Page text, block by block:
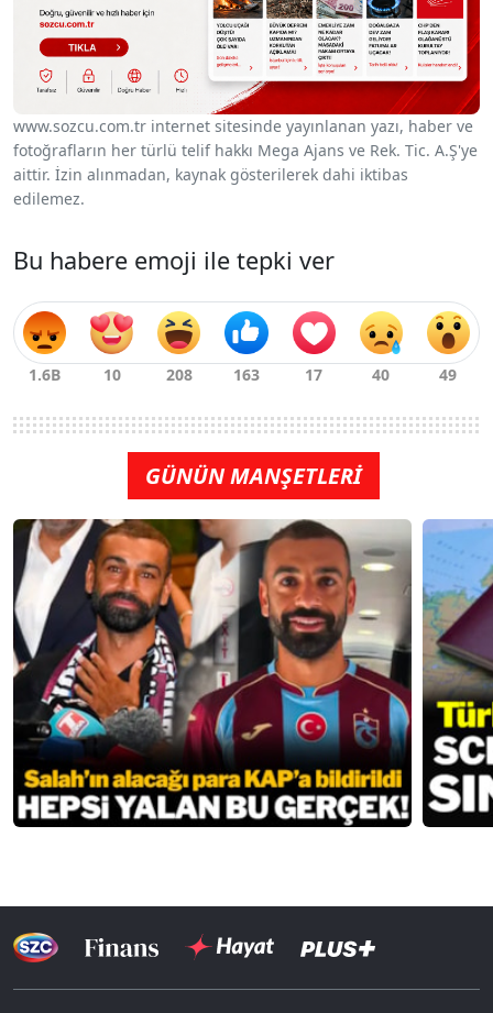
www.sozcu.com.tr internet sitesinde yayınlanan yazı, haber ve
fotoğrafların her türlü telif hakkı Mega Ajans ve Rek. Tic. A.Ş'ye
aittir. İzin alınmadan, kaynak gösterilerek dahi iktibas
edilemez.
Bu habere emoji ile tepki ver
GÜNÜN MANŞETLERİ